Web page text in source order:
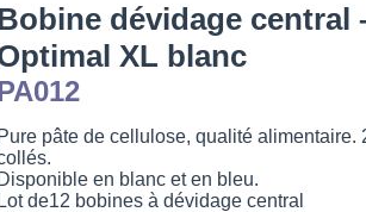
dévidage central
XL blanc
Pure pâte de cellulose, qualité alimentaire.
Disponible en blanc et en bleu.
Lot de12 bobines à dévidage central